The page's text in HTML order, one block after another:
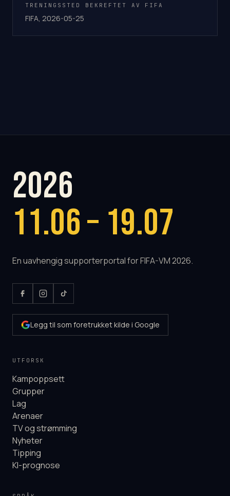
TRENINGSSTED BEKREFTET AV FIFA
FIFA, 2026-05-25
2026
11.06 – 19.07
En uavhengig supporterportal for FIFA-VM 2026.
Legg til som foretrukket kilde i Google
UTFORSK
Kampoppsett
Grupper
Lag
Arenaer
TV og strømming
Nyheter
Tipping
KI-prognose